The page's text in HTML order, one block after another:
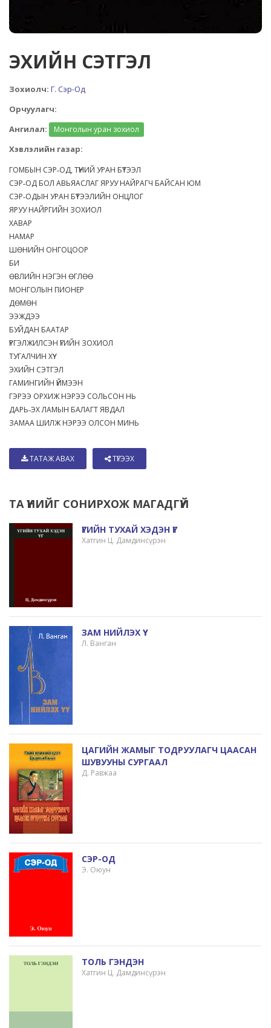
ЭХИЙН СЭТГЭЛ
Зохиолч: Г. Сэр-Од
Орчуулагч:
Ангилал:
Монголын уран зохиол
Хэвлэлийн газар:
ГОМБЫН СЭР˗ОД, ТҮҮНИЙ УРАН БҮТЭЭЛ
СЭР˗ОД БОЛ АВЬЯАСЛАГ ЯРУУ НАЙРАГЧ БАЙСАН ЮМ
СЭР˗ОДЫН УРАН БҮТЭЭЛИЙН ОНЦЛОГ
ЯРУУ НАЙРГИЙН ЗОХИОЛ
ХАВАР
НАМАР
ШӨНИЙН ОНГОЦООР
БИ
ӨВЛИЙН НЭГЭН ӨГЛӨӨ
МОНГОЛЫН ПИОНЕР
ДӨМӨН
ЭЭЖДЭЭ
БУЙДАН БААТАР
ҮРГЭЛЖИЛСЭН ҮГИЙН ЗОХИОЛ
ТУГАЛЧИН ХҮҮ
ЭХИЙН СЭТГЭЛ
ГАМИНГИЙН ҮЙМЭЭН
ГЭРЭЭ ОРХИЖ НЭРЭЭ СОЛЬСОН НЬ
ДАРЬ˗ЭХ ЛАМЫН БАЛАГТ ЯВДАЛ
ЗАМАА ШИЛЖ НЭРЭЭ ОЛСОН МИНЬ
ТАТАЖ АВАХ ТҮГЭЭХ
ТА ҮҮНИЙГ СОНИРХОЖ МАГАДГҮЙ
ҮГИЙН ТУХАЙ ХЭДЭН ҮГ
Хатгин Ц. Дамдинсүрэн
ЗАМ НИЙЛЭХ ҮҮ
Л. Ванган
ЦАГИЙН ЖАМЫГ ТОДРУУЛАГЧ ЦААСАН
ШУВУУНЫ СУРГААЛ
Д. Равжаа
СЭР-ОД
Э. Оюун
ТОЛЬ ГЭНДЭН
Хатгин Ц. Дамдинсүрэн